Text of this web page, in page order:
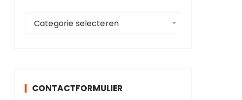
r
Categorie selecteren
CONTACTFORMULIER